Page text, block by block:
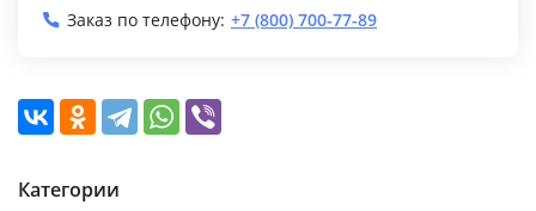
Заказ по телефону: +7 (800) 700-77-89
Категории